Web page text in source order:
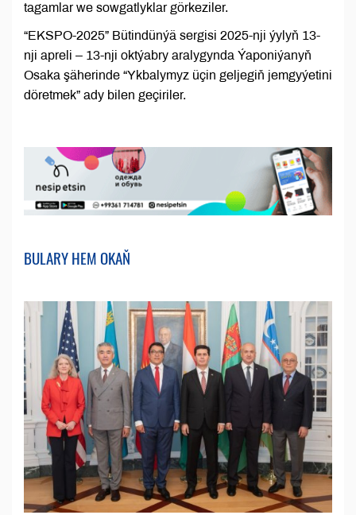
tagamlar we sowgatlyklar görkeziler.
“EKSPO-2025” Bütindünýä sergisi 2025-nji ýylyň 13-
nji apreli – 13-nji oktýabry aralygynda Ýaponiýanyň
Osaka şäherinde “Ykbalymyz üçin geljegiň jemgyýetini
döretmek” ady bilen geçiriler.
BULARY HEM OKAŇ